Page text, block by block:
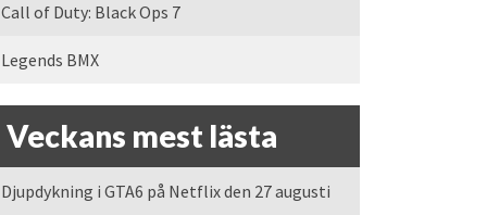
Call of Duty: Black Ops 7
Legends BMX
Veckans mest lästa
Djupdykning i GTA6 på Netflix den 27 augusti